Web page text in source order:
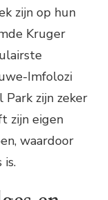
zijn op hun
Kruger
Imfolozi
zijn zeker
zijn eigen
waardoor
is.